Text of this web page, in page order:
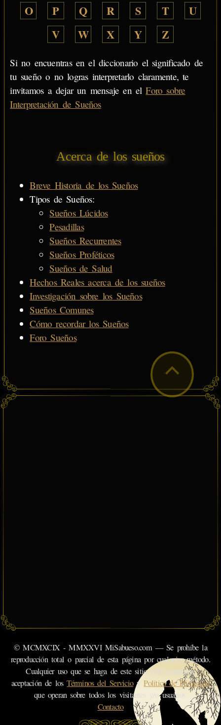
O
P Q R S T
U
V
W X Y Z
Si no encuentras en el diccionario el significado de
tu sueño o no logras interpretarlo claramente, te
invitamos a dejar un mensaje en elForo sobre
Interpretación de Sueños
Acerca de los sueños
Breve Historia de los Sueños
Tipos de Sueños:
Sueños Lúcidos
Pesadillas
Sueños Recurrentes
Sueños Proféticos
Sueños de Salud
Hechos Reales acerca de los sueños
Investigación sobre los Sueños
Sueños Comunes
Cómo recordar los Sueños
Foro Sueños
© MCMXCIX - MMXXVI MiSabueso.com — Se prohíbe la
reproducción total o parcial de esta página por cualquier método.
Cualquier uso que se haga de este sitio web constituye
aceptación de losTérminos del ServicioyPolítica de Privacidad
que operan sobre todos los visitantes y/o usuarios.
Contacto